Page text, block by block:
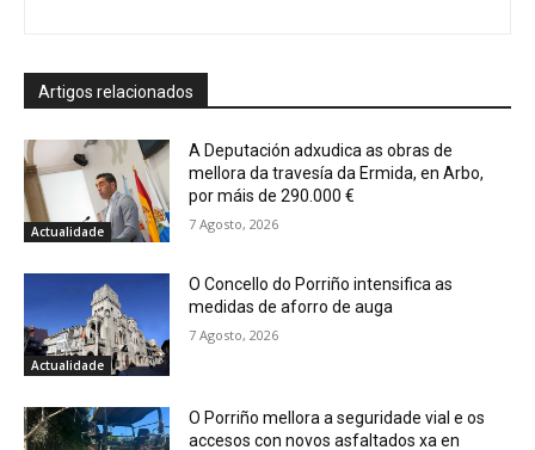
Artigos relacionados
Actualidade
A Deputación adxudica as obras de
mellora da travesía da Ermida, en Arbo,
por máis de 290.000 €
7 Agosto, 2026
Actualidade
O Concello do Porriño intensifica as
medidas de aforro de auga
7 Agosto, 2026
O Porriño mellora a seguridade vial e os
accesos con novos asfaltados xa en